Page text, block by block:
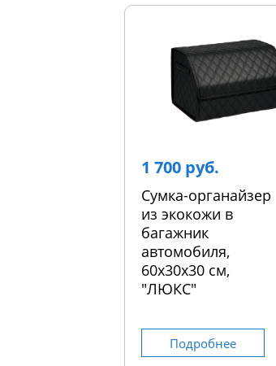
1 700 руб.
Сумка-органайзер
из экокожи в
багажник
автомобиля,
60х30х30 см,
"ЛЮКС"
Подробнее